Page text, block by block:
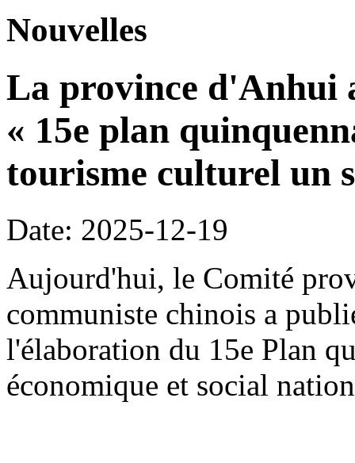
Nouvelles
La province d'Anhui
« 15e plan
tourisme culturel un
Date: 2025-12-19
Aujourd'hui, le Comité
communiste chinois a
l'élaboration du 15e Plan
économique et social